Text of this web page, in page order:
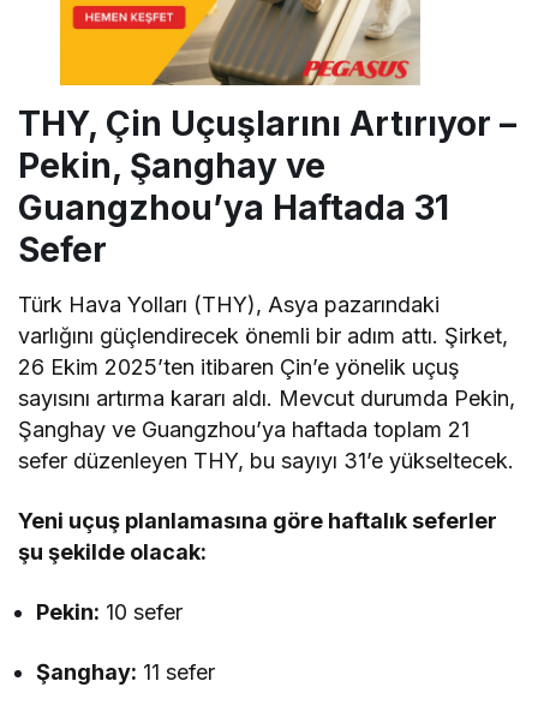
THY, Çin Uçuşlarını Artırıyor –
Pekin, Şanghay ve
Guangzhou’ya Haftada 31
Sefer
Türk Hava Yolları (THY), Asya pazarındaki
varlığını güçlendirecek önemli bir adım attı. Şirket,
26 Ekim 2025’ten itibaren Çin’e yönelik uçuş
sayısını artırma kararı aldı. Mevcut durumda Pekin,
Şanghay ve Guangzhou’ya haftada toplam 21
sefer düzenleyen THY, bu sayıyı 31’e yükseltecek.
Yeni uçuş planlamasına göre haftalık seferler
şu şekilde olacak:
Pekin: 10 sefer
Şanghay: 11 sefer